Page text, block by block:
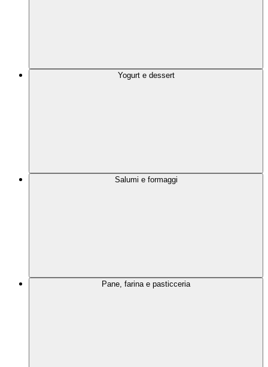
Yogurt e dessert
Salumi e formaggi
Pane, farina e pasticceria